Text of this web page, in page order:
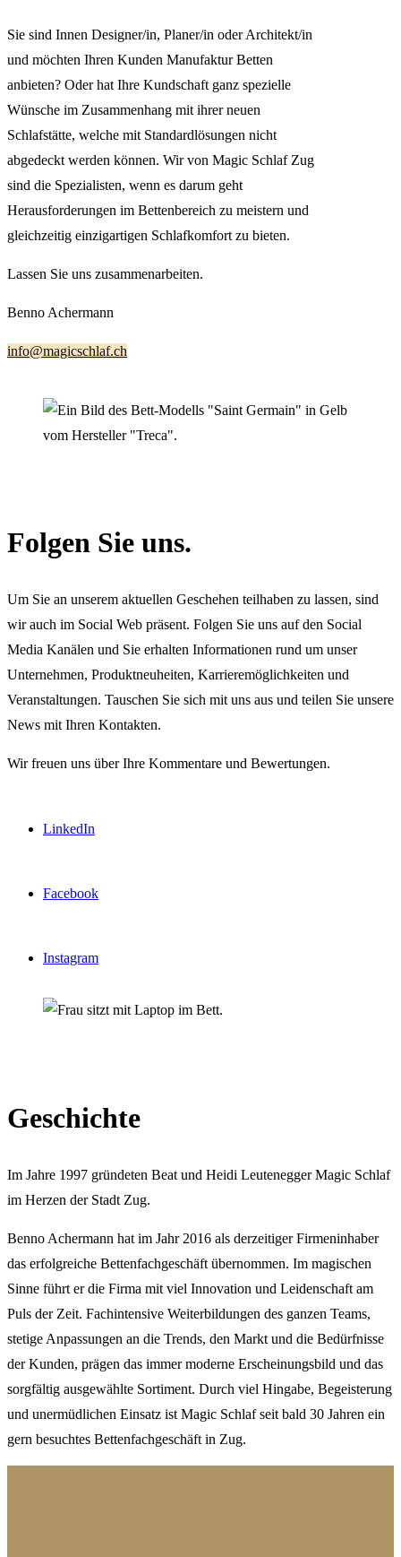
Sie sind Innen Designer/in, Planer/in oder Architekt/in
und möchten Ihren Kunden Manufaktur Betten
anbieten? Oder hat Ihre Kundschaft ganz spezielle
Wünsche im Zusammenhang mit ihrer neuen
Schlafstätte, welche mit Standardlösungen nicht
abgedeckt werden können. Wir von Magic Schlaf Zug
sind die Spezialisten, wenn es darum geht
Herausforderungen im Bettenbereich zu meistern und
gleichzeitig einzigartigen Schlafkomfort zu bieten.
Lassen Sie uns zusammenarbeiten.
Benno Achermann
info@magicschlaf.ch
Folgen Sie uns.
Um Sie an unserem aktuellen Geschehen teilhaben zu lassen, sind
wir auch im Social Web präsent. Folgen Sie uns auf den Social
Media Kanälen und Sie erhalten Informationen rund um unser
Unternehmen, Produktneuheiten, Karrieremöglichkeiten und
Veranstaltungen. Tauschen Sie sich mit uns aus und teilen Sie unsere
News mit Ihren Kontakten.
Wir freuen uns über Ihre Kommentare und Bewertungen.
LinkedIn
Facebook
Instagram
Geschichte
Im Jahre 1997 gründeten Beat und Heidi Leutenegger Magic Schlaf
im Herzen der Stadt Zug.
Benno Achermann hat im Jahr 2016 als derzeitiger Firmeninhaber
das erfolgreiche Bettenfachgeschäft übernommen. Im magischen
Sinne führt er die Firma mit viel Innovation und Leidenschaft am
Puls der Zeit. Fachintensive Weiterbildungen des ganzen Teams,
stetige Anpassungen an die Trends, den Markt und die Bedürfnisse
der Kunden, prägen das immer moderne Erscheinungsbild und das
sorgfältig ausgewählte Sortiment. Durch viel Hingabe, Begeisterung
und unermüdlichen Einsatz ist Magic Schlaf seit bald 30 Jahren ein
gern besuchtes Bettenfachgeschäft in Zug.